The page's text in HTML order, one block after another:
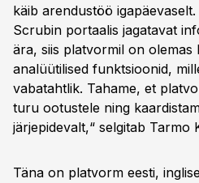
käib arendustöö
Scrubin portaalis jagatavat
ära, siis platvormil on olemas
analüütilised funktsioonid,
vabatahtlik. Tahame, et
turu ootustele ning
järjepidevalt,“ selgitab Tarmo
Täna on platvorm eesti,